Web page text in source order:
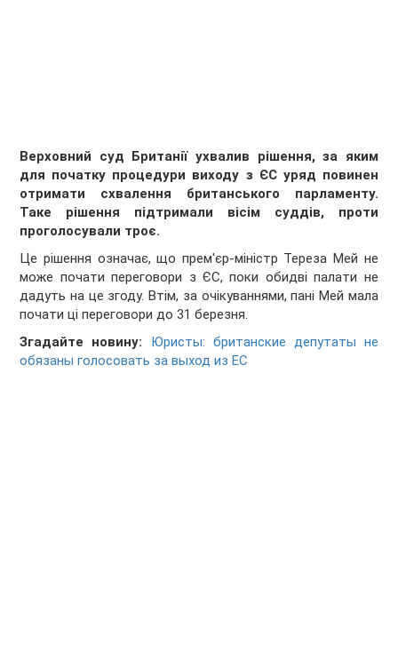
Верховний суд Британії ухвалив рішення, за яким
для початку процедури виходу з ЄС уряд повинен
отримати схвалення британського парламенту.
Таке рішення підтримали вісім суддів, проти
проголосували троє.
Це рішення означає, що прем'єр-міністр Тереза Мей не
може почати переговори з ЄС, поки обидві палати не
дадуть на це згоду. Втім, за очікуваннями, пані Мей мала
почати ці переговори до 31 березня.
Згадайте новину:
Юристы: британские депутаты не
обязаны голосовать за выход из ЕС